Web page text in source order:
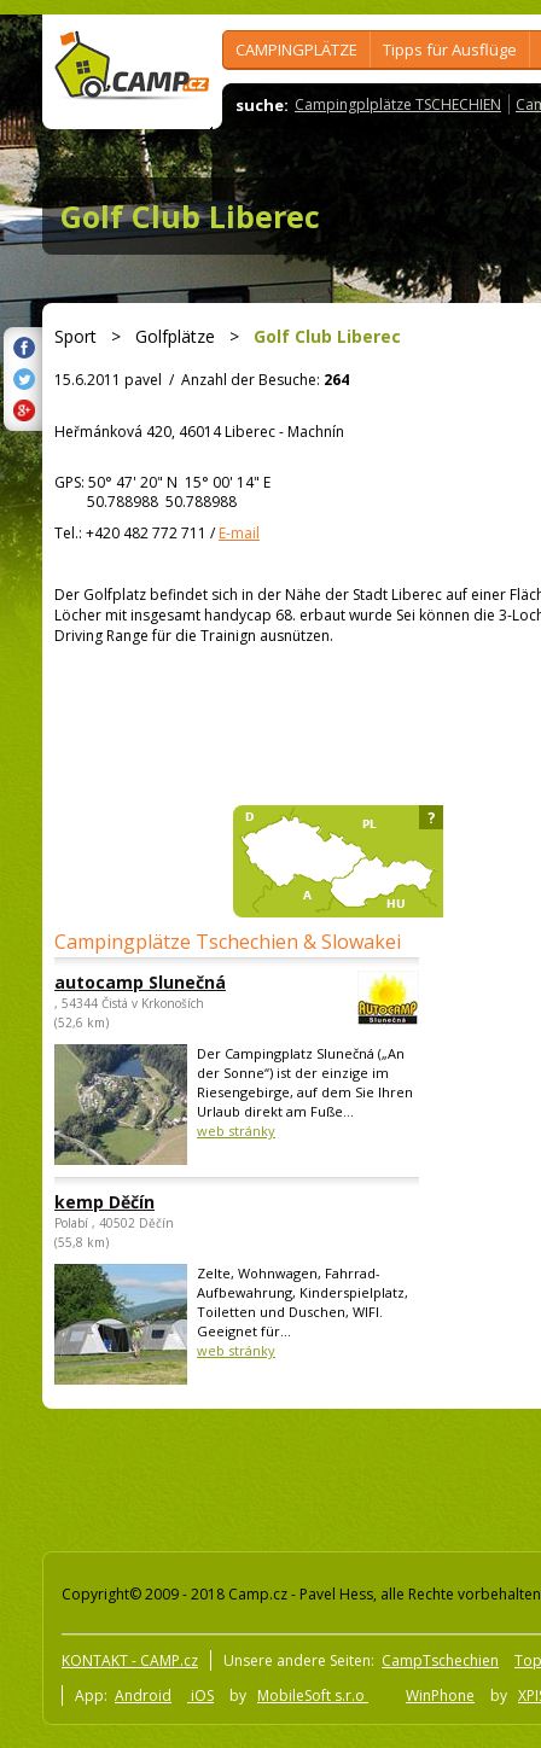
CAMPINGPLÄTZE Tipps für Ausflüge
suche: Campingplplätze TSCHECHIEN
Golf Club Liberec
Sport > Golfplätze > Golf Club Liberec
15.6.2011 pavel / Anzahl der Besuche: 264
Heřmánková 420, 46014 Liberec - Machnín
GPS: 50° 47' 20" N 15° 00' 14" E
50.788988 50.788988
Tel.: +420 482 772 711 /E-mail
Der Golfplatz befindet sich in der Nähe der Stadt Liberec auf einer
Löcher mit insgesamt handycap 68. erbaut wurde Sei können die 3-
Driving Range für die Trainign ausnützen.
Campingplätze Tschechien & Slowakei
autocamp Slunečná
, 54344 Čistá v Krkonoších
(52,6 km)
Der Campingplatz Slunečná („An
der Sonne“) ist der einzige im
Riesengebirge, auf dem Sie Ihren
Urlaub direkt am Fuße...
web stránky
kemp Děčín
Polabí , 40502 Děčín
(55,8 km)
Zelte, Wohnwagen, Fahrrad-
Aufbewahrung, Kinderspielplatz,
Toiletten und Duschen, WIFI.
Geeignet für...
web stránky
?
Copyright© 2009 - 2018 Camp.cz - Pavel Hess, alle Rechte vorbehalten
KONTAKT - CAMP.cz Unsere andere Seiten: CampTschechien
App: Android iOS by MobileSoft s.r.o WinPhone by